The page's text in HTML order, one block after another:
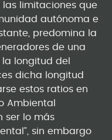
limitaciones que
autónoma e
predomina la
de una
longitud del
dicha longitud
estos ratios en
Ambiental
ser lo más
sin embargo